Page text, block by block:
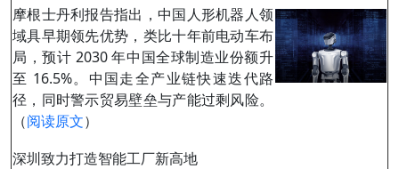
摩根士丹利报告指出，中国人形机器人领
域具早期领先优势，类比十年前电动车布
局，预计 2030 年中国全球制造业份额升
至 16.5%。中国走全产业链快速迭代路
径，同时警示贸易壁垒与产能过剩风险。
（阅读原文）
深圳致力打造智能工厂新高地